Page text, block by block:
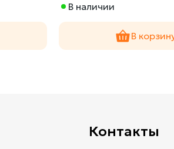
В наличии
В
Контакты